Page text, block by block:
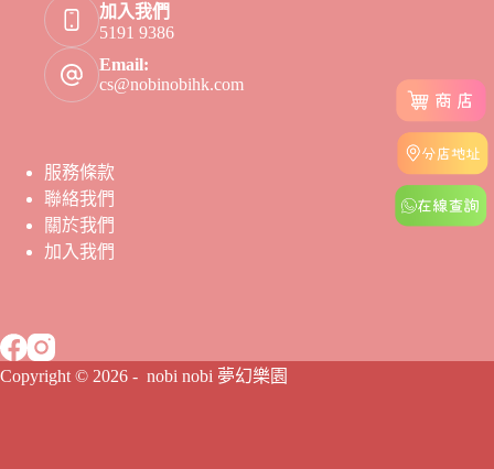
加入我們
5191 9386
Email:
cs@nobinobihk.com
服務條款
聯絡我們
關於我們
加入我們
Copyright © 2026 - nobi nobi 夢幻樂園